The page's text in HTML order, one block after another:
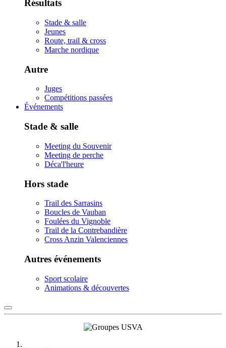
Résultats
Stade & salle
Jeunes
Route, trail & cross
Marche nordique
Autre
Juges
Compétitions passées
Événements
Stade & salle
Meeting du Souvenir
Meeting de perche
Déca'l'heure
Hors stade
Trail des Sarrasins
Boucles de Vauban
Foulées du Vignoble
Trail de la Contrebandière
Cross Anzin Valenciennes
Autres événements
Sport scolaire
Animations & découvertes